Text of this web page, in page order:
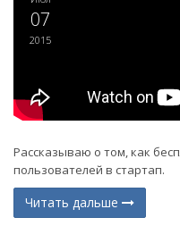
07
2015
Рассказываю о том, как
пользователей в стартап.
Читать дальше